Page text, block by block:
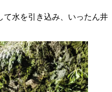
て水を引き込み、いったん井